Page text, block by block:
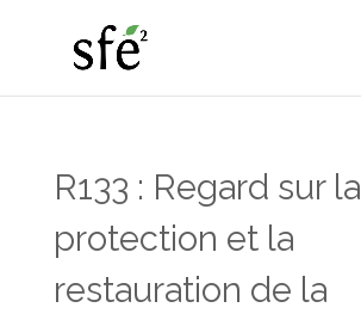
R133 : Regard sur la
protection et la
restauration de la